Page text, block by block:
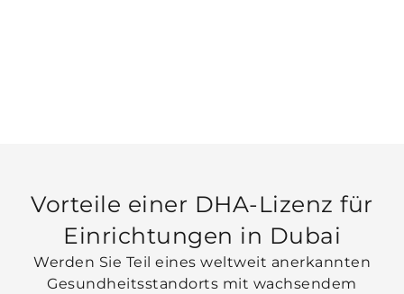
Vorteile einer DHA-Lizenz für
Einrichtungen in Dubai
Werden Sie Teil eines weltweit anerkannten
Gesundheitsstandorts mit wachsendem